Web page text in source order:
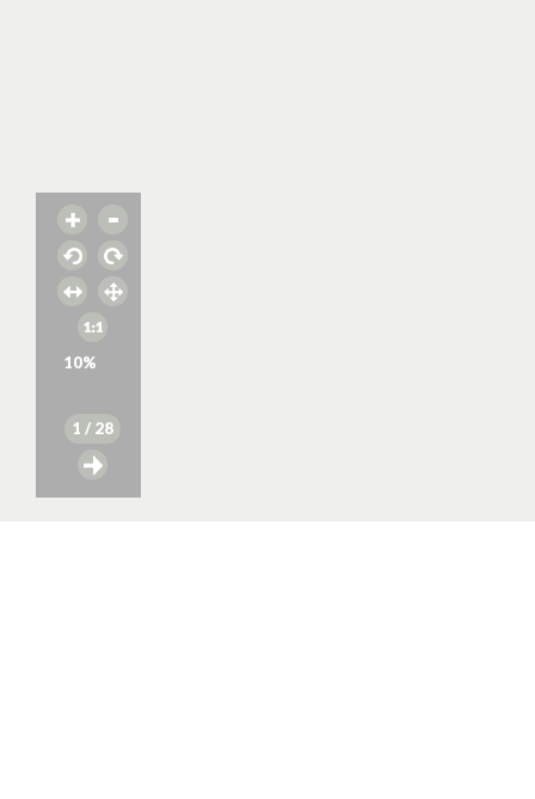
10%
1 / 28